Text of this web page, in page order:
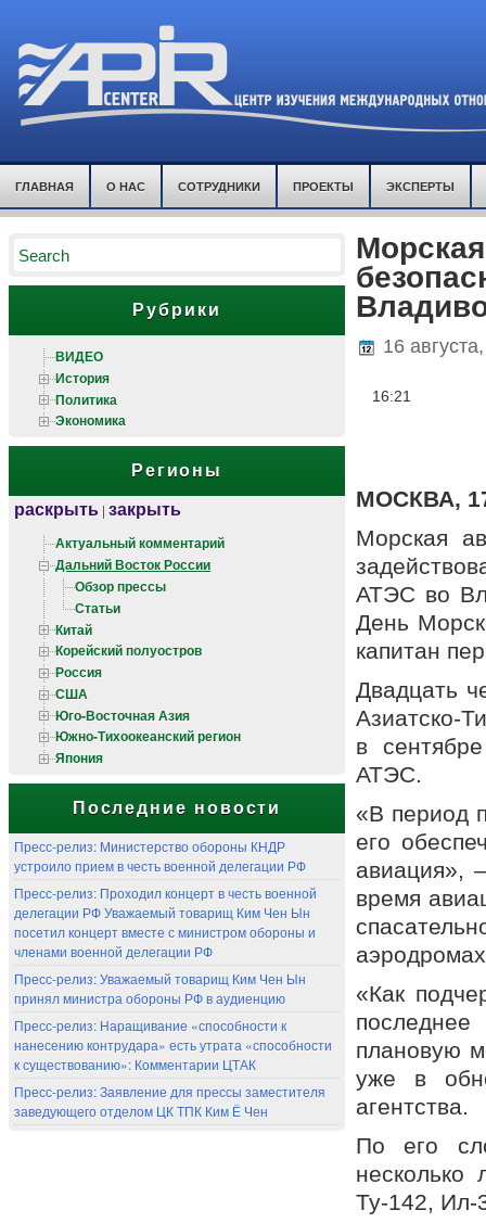
ГЛАВНАЯ О НАС СОТРУДНИКИ ПРОЕКТЫ ЭКСПЕРТЫ
Рубрики
ВИДЕО
История
Политика
Экономика
Регионы
раскрыть | закрыть
Актуальный комментарий
Дальний Восток России
Обзор прессы
Статьи
Китай
Корейский полуостров
Россия
США
Юго-Восточная Азия
Южно-Тихоокеанский регион
Япония
Последние новости
Пресс-релиз: Министерство обороны КНДР
устроило прием в честь военной делегации РФ
Пресс-релиз: Проходил концерт в честь военной
делегации РФ Уважаемый товарищ Ким Чен Ын
посетил концерт вместе с министром обороны и
членами военной делегации РФ
Пресс-релиз: Уважаемый товарищ Ким Чен Ын
принял министра обороны РФ в аудиенцию
Пресс-релиз: Наращивание «способности к
нанесению контрудара» есть утрата «способности
к существованию»: Комментарии ЦТАК
Пресс-релиз: Заявление для прессы заместителя
заведующего отделом ЦК ТПК Ким Ё Чен
16
16:21
МОСКВА,
Морская
АТЭС во
День
капитан
Двадцать
Азиатско-
в
АТЭС.
«В период
его
авиация»,
время
«Как
плановую
уже в
агентства.
По его
несколько
Ту-142, Ил-